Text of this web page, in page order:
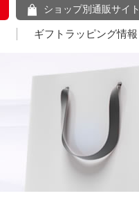
ショップ別通販サイト
ギフトラッピング情報